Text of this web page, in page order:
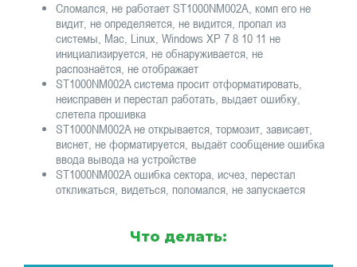
Сломался, не работает ST1000NM002A, комп его не
видит, не определяется, не видится, пропал из
системы, Mac, Linux, Windows XP 7 8 10 11 не
инициализируется, не обнаруживается, не
распознаётся, не отображает
ST1000NM002A система просит отформатировать,
неисправен и перестал работать, выдает ошибку,
слетела прошивка
ST1000NM002A не открывается, тормозит, зависает,
виснет, не форматируется, выдаёт сообщение ошибка
ввода вывода на устройстве
ST1000NM002A ошибка сектора, исчез, перестал
откликаться, видеться, поломался, не запускается
Что делать: